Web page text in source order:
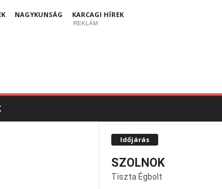
NAGYKUNSÁG
KARCAGI HÍREK
REKLÁM
Időjárás
SZOLNOK
Tiszta Égbolt